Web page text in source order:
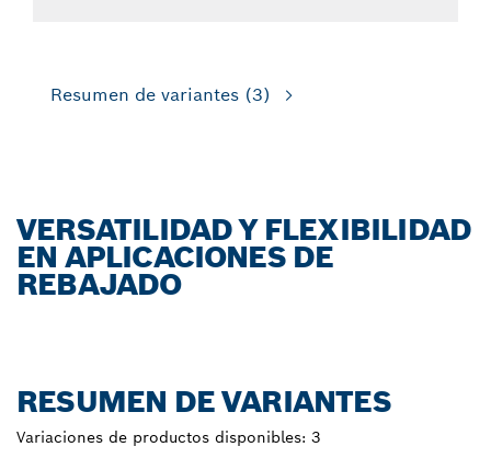
Resumen de variantes (3)
VERSATILIDAD Y FLEXIBILIDAD
EN APLICACIONES DE
REBAJADO
RESUMEN DE VARIANTES
Variaciones de productos disponibles: 3